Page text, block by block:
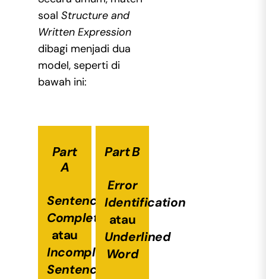
soal Structure and
Written Expression
dibagi menjadi dua
model, seperti di
bawah ini:
Part
A
Sentence
Completion
atau
Incomplete
Sentence
Part B
Error
Identification
atau
Underlined
Word